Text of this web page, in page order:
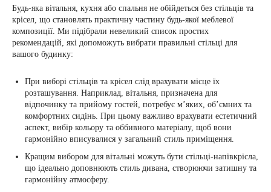
Будь-яка вітальня, кухня або спальня не обійдеться без стільців та
крісел, що становлять практичну частину будь-якої меблевої
композиції. Ми підібрали невеликий список простих
рекомендацій, які допоможуть вибрати правильні стільці для
вашого будинку:
При виборі стільців та крісел слід врахувати місце їх
розташування. Наприклад, вітальня, призначена для
відпочинку та прийому гостей, потребує м’яких, об’ємних та
комфортних сидінь. При цьому важливо врахувати естетичний
аспект, вибір кольору та оббивного матеріалу, щоб вони
гармонійно вписувалися у загальний стиль приміщення.
Кращим вибором для вітальні можуть бути стільці-напівкрісла,
що ідеально доповнюють стиль дивана, створюючи затишну та
гармонійну атмосферу.